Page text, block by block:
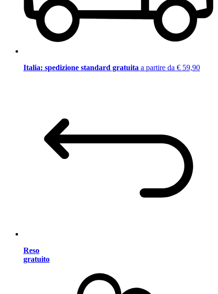
Italia: spedizione standard gratuita a partire da € 59,90
Reso
gratuito